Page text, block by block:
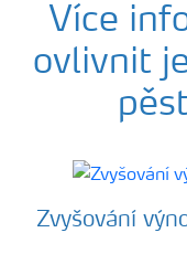
Více
ovlivnit
Zvyšování